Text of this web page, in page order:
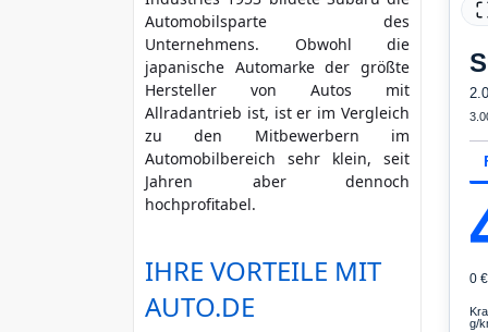
mehr Kriterien
Automobilsparte des
Unternehmens. Obwohl die
japanische Automarke der größte
Hersteller von Autos mit
Allradantrieb ist, ist er im Vergleich
zu den Mitbewerbern im
Automobilbereich sehr klein, seit
Jahren aber dennoch
hochprofitabel.
IHRE VORTEILE MIT
AUTO.DE
0
g/